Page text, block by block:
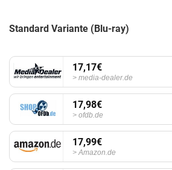
Standard Variante (Blu-ray)
17,17€
media-dealer.de
17,98€
ofdb.de
17,99€
Amazon.de